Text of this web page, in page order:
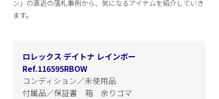
ン」の直近の落札事例から、気になるアイテムを紹介していき
ます。
ロレックス デイトナ レインボー
Ref.116595RBOW
コンディション／未使用品
付属品／保証書 箱 余りゴマ